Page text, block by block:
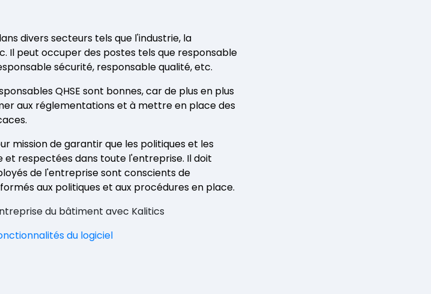
divers secteurs tels que l'industrie, la
Il peut occuper des postes tels que responsable
sécurité, responsable qualité, etc.
QHSE sont bonnes, car de plus en plus
aux réglementations et à mettre en place des
mission de garantir que les politiques et les
et respectées dans toute l'entreprise. Il doit
de l'entreprise sont conscients de
aux politiques et aux procédures en place.
du bâtiment avec Kalitics
du logiciel